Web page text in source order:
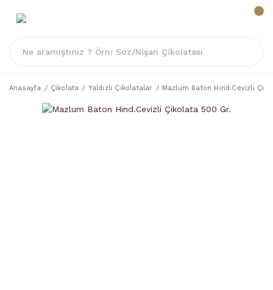
Anasayfa Çikolata Yaldızlı Çikolatalar Mazlum Baton Hind.Cevizli